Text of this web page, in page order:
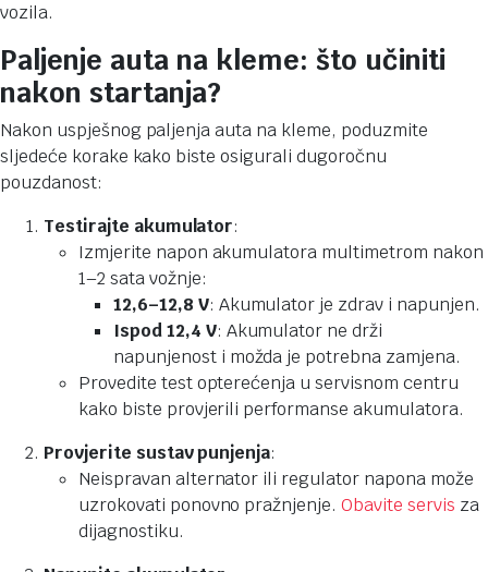
vozila.
Paljenje auta na kleme: što učiniti
nakon startanja?
Nakon uspješnog paljenja auta na kleme, poduzmite
sljedeće korake kako biste osigurali dugoročnu
pouzdanost:
Testirajte akumulator:
Izmjerite napon akumulatora multimetrom nakon
1–2 sata vožnje:
12,6–12,8 V: Akumulator je zdrav i napunjen.
Ispod 12,4 V: Akumulator ne drži
napunjenost i možda je potrebna zamjena.
Provedite test opterećenja u servisnom centru
kako biste provjerili performanse akumulatora.
Provjerite sustav punjenja:
Neispravan alternator ili regulator napona može
uzrokovati ponovno pražnjenje.Obavite servis za
dijagnostiku.